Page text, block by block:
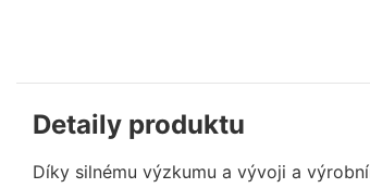
Detaily produktu
Díky silnému výzkumu a vývoji a